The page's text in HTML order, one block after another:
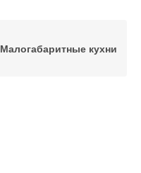
Малогабаритные кухни